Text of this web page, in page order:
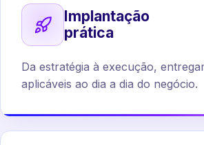
Implantação
prática
Da estratégia à execução,
aplicáveis ao dia a dia do negócio.